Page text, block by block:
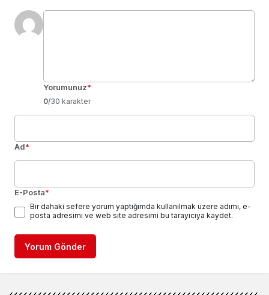
Yorumunuz*
0/30 karakter
Ad*
E-Posta*
Bir dahaki sefere yorum yaptığımda kullanılmak üzere adımı, e-
posta adresimi ve web site adresimi bu tarayıcıya kaydet.
Yorum Gönder